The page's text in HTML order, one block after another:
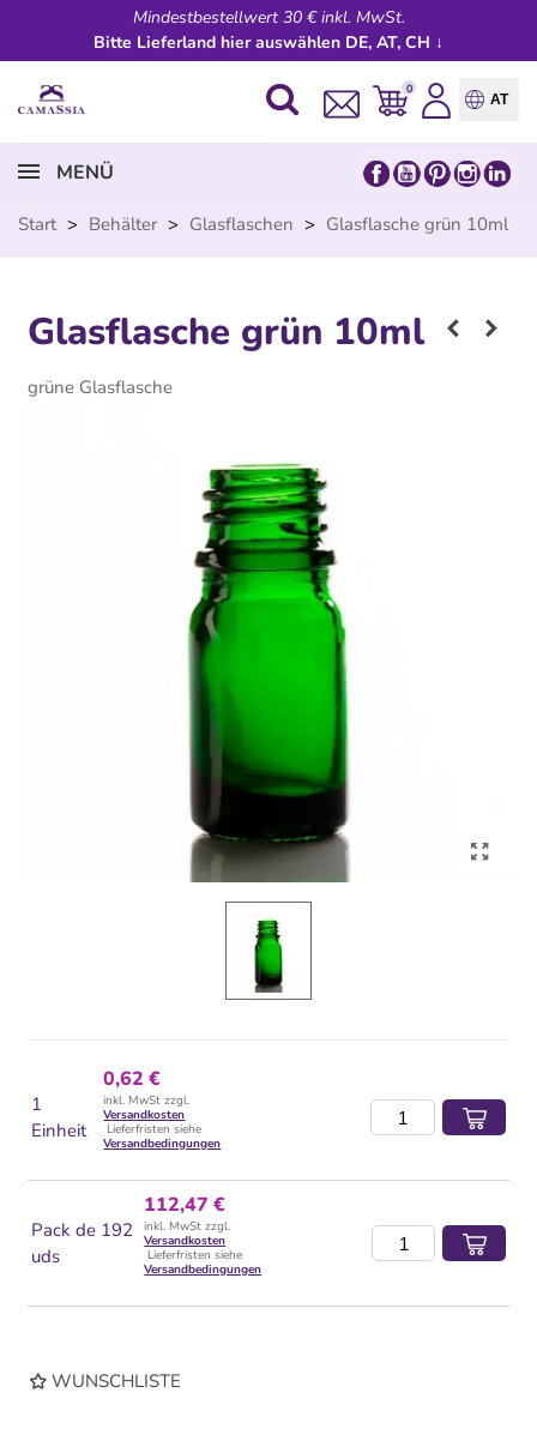
Mindestbestellwert 30 € inkl. MwSt.
Bitte Lieferland hier auswählen DE, AT, CH ↓
0
AT
MENÜ
Start > Behälter > Glasflaschen > Glasflasche grün 10ml
Glasflasche grün 10ml
grüne Glasflasche
1
Einheit
0,62 €
inkl. MwSt zzgl.
Versandkosten
Lieferfristen siehe
Versandbedingungen
Pack de 192
uds
112,47 €
inkl. MwSt zzgl.
Versandkosten
Lieferfristen siehe
Versandbedingungen
WUNSCHLISTE